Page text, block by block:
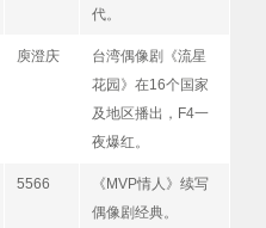
代。
庾澄庆
台湾偶像剧《流星
花园》在16个国家
及地区播出，F4一
夜爆红。
5566
《MVP情人》续写
偶像剧经典。